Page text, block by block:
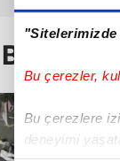
"Sitelerimizde
Bu çerezler,
Bu çerezlere
deneyimi
Bunlar da